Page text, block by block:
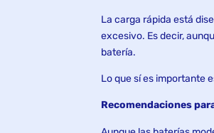
La carga rápida está
excesivo. Es decir,
batería.
Lo que sí es importante
Recomendaciones